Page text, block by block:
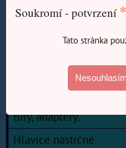
Hasáky, franzouzské
Hlavice, gola, ráčny,
Bity, adaptéry.
Hlavice nástrčné
Soukromí - potvrzení *
Tato stránka